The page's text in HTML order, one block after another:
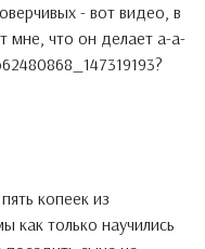
- вот видео, в
мне, что он делает а-а-
копеек из
как только научились